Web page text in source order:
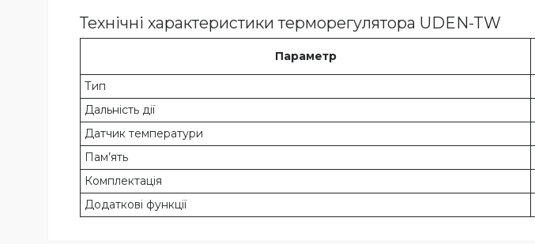
Технічні характеристики терморегулятора UDEN-TW
Параметр
Тип
Дальність дії
Датчик температури
Пам’ять
Комплектація
Додаткові функції